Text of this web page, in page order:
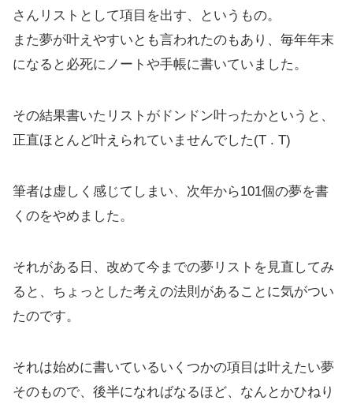
さんリストとして項目を出す、というもの。
また夢が叶えやすいとも言われたのもあり、毎年年末
になると必死にノートや手帳に書いていました。
その結果書いたリストがドンドン叶ったかというと、
正直ほとんど叶えられていませんでした(T . T)
筆者は虚しく感じてしまい、次年から101個の夢を書
くのをやめました。
それがある日、改めて今までの夢リストを見直してみ
ると、ちょっとした考えの法則があることに気がつい
たのです。
それは始めに書いているいくつかの項目は叶えたい夢
そのもので、後半になればなるほど、なんとかひねり